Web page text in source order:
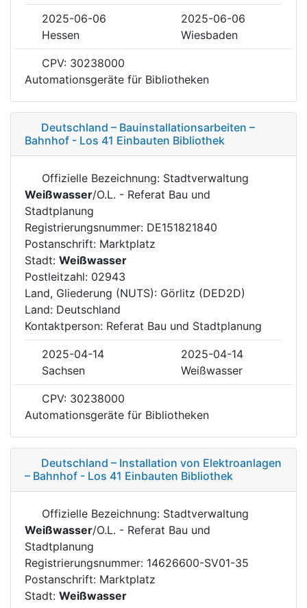
2025-06-06
2025-06-06
Hessen
Wiesbaden
CPV: 30238000
Automationsgeräte für Bibliotheken
Deutschland – Bauinstallationsarbeiten –
Bahnhof - Los 41 Einbauten Bibliothek
Offizielle Bezeichnung: Stadtverwaltung
Weißwasser/O.L. - Referat Bau und
Stadtplanung
Registrierungsnummer: DE151821840
Postanschrift: Marktplatz
Stadt: Weißwasser
Postleitzahl: 02943
Land, Gliederung (NUTS): Görlitz (DED2D)
Land: Deutschland
Kontaktperson: Referat Bau und Stadtplanung
2025-04-14
2025-04-14
Sachsen
Weißwasser
CPV: 30238000
Automationsgeräte für Bibliotheken
Deutschland – Installation von Elektroanlagen
– Bahnhof - Los 41 Einbauten Bibliothek
Offizielle Bezeichnung: Stadtverwaltung
Weißwasser/O.L. - Referat Bau und
Stadtplanung
Registrierungsnummer: 14626600-SV01-35
Postanschrift: Marktplatz
Stadt: Weißwasser